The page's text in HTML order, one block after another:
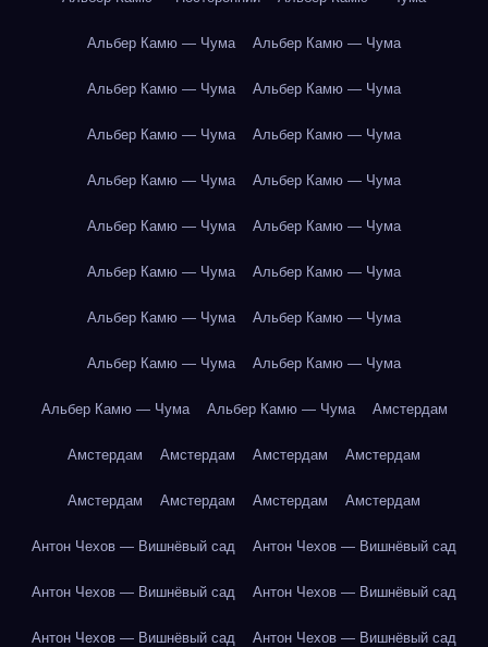
Альбер Камю — Чума Альбер Камю — Чума
Альбер Камю — Чума Альбер Камю — Чума
Альбер Камю — Чума Альбер Камю — Чума
Альбер Камю — Чума Альбер Камю — Чума
Альбер Камю — Чума Альбер Камю — Чума
Альбер Камю — Чума Альбер Камю — Чума
Альбер Камю — Чума Альбер Камю — Чума
Альбер Камю — Чума Альбер Камю — Чума
Альбер Камю — Чума Альбер Камю — Чума Амстердам
Амстердам Амстердам Амстердам Амстердам
Амстердам Амстердам Амстердам Амстердам
Антон Чехов — Вишнёвый сад Антон Чехов — Вишнёвый сад
Антон Чехов — Вишнёвый сад Антон Чехов — Вишнёвый сад
Антон Чехов — Вишнёвый сад Антон Чехов — Вишнёвый сад